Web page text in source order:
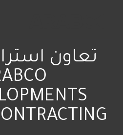
تعاون